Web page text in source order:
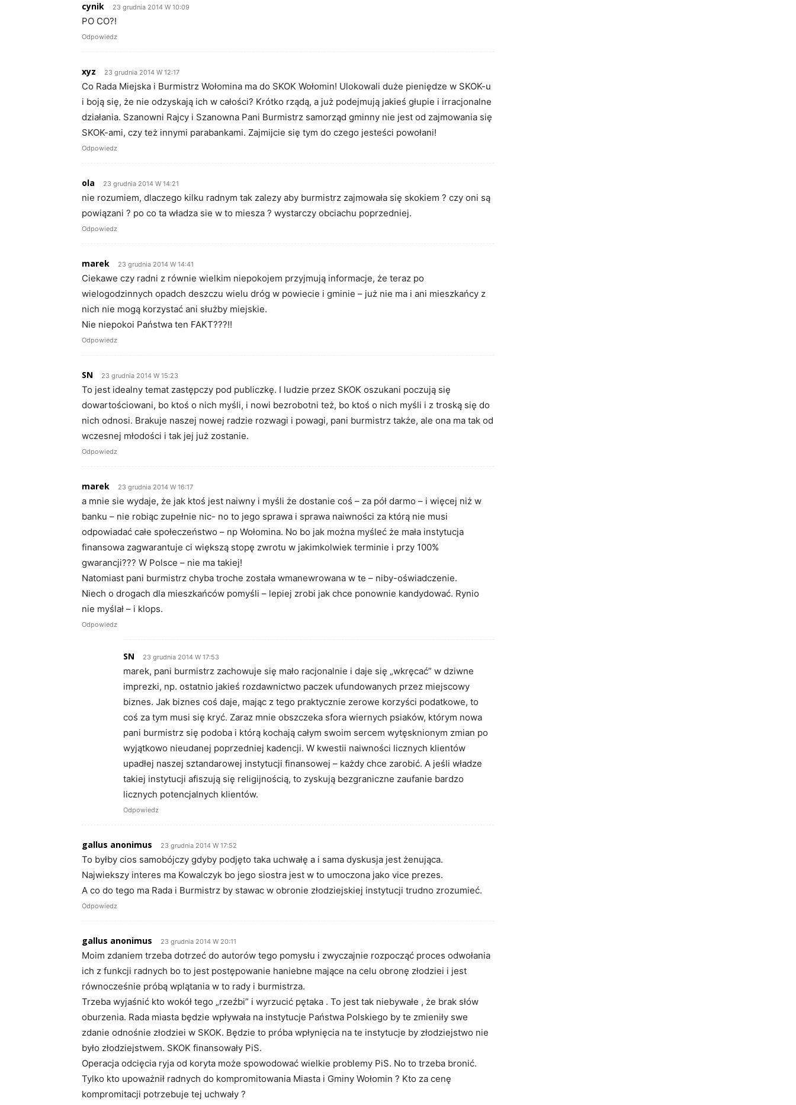
cynik 23 grudnia 2014 W 10:09
PO CO?!
Odpowiedz
xyz 23 grudnia 2014 W 12:17
Co Rada Miejska i Burmistrz Wołomina ma do SKOK Wołomin! Ulokowali duże pieniędze w SKOK-u
i boją się, że nie odzyskają ich w całości? Krótko rządą, a już podejmują jakieś głupie i irracjonalne
działania. Szanowni Rajcy i Szanowna Pani Burmistrz samorząd gminny nie jest od zajmowania się
SKOK-ami, czy też innymi parabankami. Zajmijcie się tym do czego jesteści powołani!
Odpowiedz
ola 23 grudnia 2014 W 14:21
nie rozumiem, dlaczego kilku radnym tak zalezy aby burmistrz zajmowała się skokiem ? czy oni są
powiązani ? po co ta władza sie w to miesza ? wystarczy obciachu poprzedniej.
Odpowiedz
marek 23 grudnia 2014 W 14:41
Ciekawe czy radni z równie wielkim niepokojem przyjmują informacje, że teraz po
wielogodzinnych opadch deszczu wielu dróg w powiecie i gminie – już nie ma i ani mieszkańcy z
nich nie mogą korzystać ani służby miejskie.
Nie niepokoi Państwa ten FAKT???!!
Odpowiedz
SN 23 grudnia 2014 W 15:23
To jest idealny temat zastępczy pod publiczkę. I ludzie przez SKOK oszukani poczują się
dowartościowani, bo ktoś o nich myśli, i nowi bezrobotni też, bo ktoś o nich myśli i z troską się do
nich odnosi. Brakuje naszej nowej radzie rozwagi i powagi, pani burmistrz także, ale ona ma tak od
wczesnej młodości i tak jej już zostanie.
Odpowiedz
marek 23 grudnia 2014 W 16:17
a mnie sie wydaje, że jak ktoś jest naiwny i myśli że dostanie coś – za pół darmo – i więcej niż w
banku – nie robiąc zupełnie nic- no to jego sprawa i sprawa naiwności za którą nie musi
odpowiadać całe społeczeństwo – np Wołomina. No bo jak można myśleć że mała instytucja
finansowa zagwarantuje ci większą stopę zwrotu w jakimkolwiek terminie i przy 100%
gwarancji??? W Polsce – nie ma takiej!
Natomiast pani burmistrz chyba troche została wmanewrowana w te – niby-oświadczenie.
Niech o drogach dla mieszkańców pomyśli – lepiej zrobi jak chce ponownie kandydować. Rynio
nie myślał – i klops.
Odpowiedz
SN 23 grudnia 2014 W 17:53
marek, pani burmistrz zachowuje się mało racjonalnie i daje się „wkręcać” w dziwne
imprezki, np. ostatnio jakieś rozdawnictwo paczek ufundowanych przez miejscowy
biznes. Jak biznes coś daje, mając z tego praktycznie zerowe korzyści podatkowe, to
coś za tym musi się kryć. Zaraz mnie obszczeka sfora wiernych psiaków, którym nowa
pani burmistrz się podoba i którą kochają całym swoim sercem wytęsknionym zmian po
wyjątkowo nieudanej poprzedniej kadencji. W kwestii naiwności licznych klientów
upadłej naszej sztandarowej instytucji finansowej – każdy chce zarobić. A jeśli władze
takiej instytucji afiszują się religijnością, to zyskują bezgraniczne zaufanie bardzo
licznych potencjalnych klientów.
Odpowiedz
gallus anonimus 23 grudnia 2014 W 17:52
To byłby cios samobójczy gdyby podjęto taka uchwałę a i sama dyskusja jest żenująca.
Najwiekszy interes ma Kowalczyk bo jego siostra jest w to umoczona jako vice prezes.
A co do tego ma Rada i Burmistrz by stawac w obronie złodziejskiej instytucji trudno zrozumieć.
Odpowiedz
gallus anonimus 23 grudnia 2014 W 20:11
Moim zdaniem trzeba dotrzeć do autorów tego pomysłu i zwyczajnie rozpocząć proces odwołania
ich z funkcji radnych bo to jest postępowanie haniebne mające na celu obronę złodziei i jest
równocześnie próbą wplątania w to rady i burmistrza.
Trzeba wyjaśnić kto wokół tego „rzeźbi” i wyrzucić pętaka . To jest tak niebywałe , że brak słów
oburzenia. Rada miasta będzie wpływała na instytucje Państwa Polskiego by te zmieniły swe
zdanie odnośnie złodziei w SKOK. Będzie to próba wpłynięcia na te instytucje by złodziejstwo nie
było złodziejstwem. SKOK finansowały PiS.
Operacja odcięcia ryja od koryta może spowodować wielkie problemy PiS. No to trzeba bronić.
Tylko kto upoważnił radnych do kompromitowania Miasta i Gminy Wołomin ? Kto za cenę
kompromitacji potrzebuje tej uchwały ?